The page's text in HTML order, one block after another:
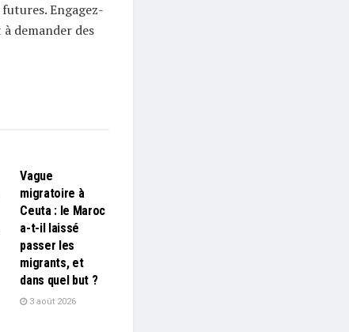
Engagez-
demander des
Vague
migratoire à
Ceuta : le Maroc
a-t-il laissé
passer les
migrants, et
dans quel but ?
3 août 2026